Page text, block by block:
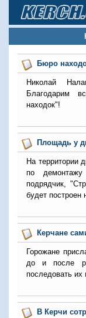
Бюро
Николай
Благодарим
находок"!
Площадь у
На территории
по
подрядчик,
будет построен
Керчане
Горожане
до и после
последовать их
В Керчи